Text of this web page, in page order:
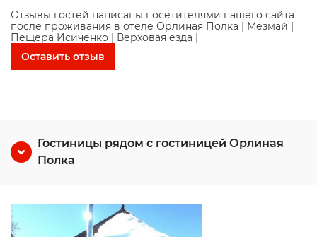
Отзывы гостей написаны посетителями нашего сайта
после проживания в отеле Орлиная Полка | Мезмай |
Пещера Исиченко | Верховая езда |
Оставить отзыв
Гостиницы рядом с гостиницей Орлиная
Полка